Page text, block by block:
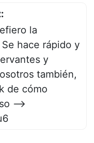
la
hace rápido y
y
también,
de cómo
-->